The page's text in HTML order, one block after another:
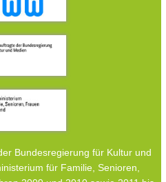
Bundesregierung für Kultur und
für Familie, Senioren,